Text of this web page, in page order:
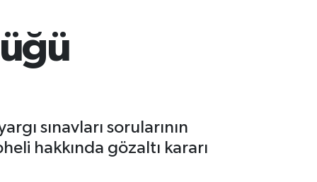
sınavları sorularının
hakkında gözaltı kararı